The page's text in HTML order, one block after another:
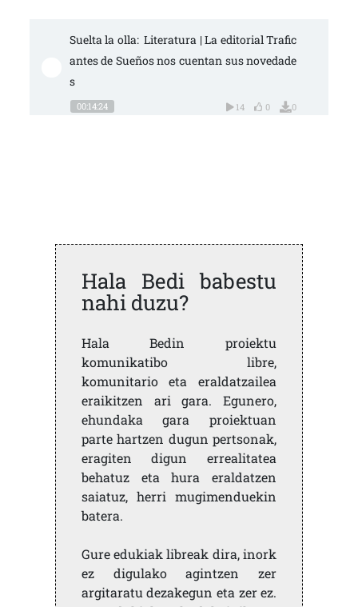
Suelta la olla:  Literatura | La editorial Trafic
antes de Sueños nos cuentan sus novedade
s
00:14:24 14 0 0
Hala Bedi babestu
nahi duzu?
Hala Bedin proiektu
komunikatibo libre,
komunitario eta eraldatzailea
eraikitzen ari gara. Egunero,
ehundaka gara proiektuan
parte hartzen dugun pertsonak,
eragiten digun errealitatea
behatuz eta hura eraldatzen
saiatuz, herri mugimenduekin
batera.
Gure edukiak libreak dira, inork
ez digulako agintzen zer
argitaratu dezakegun eta zer ez.